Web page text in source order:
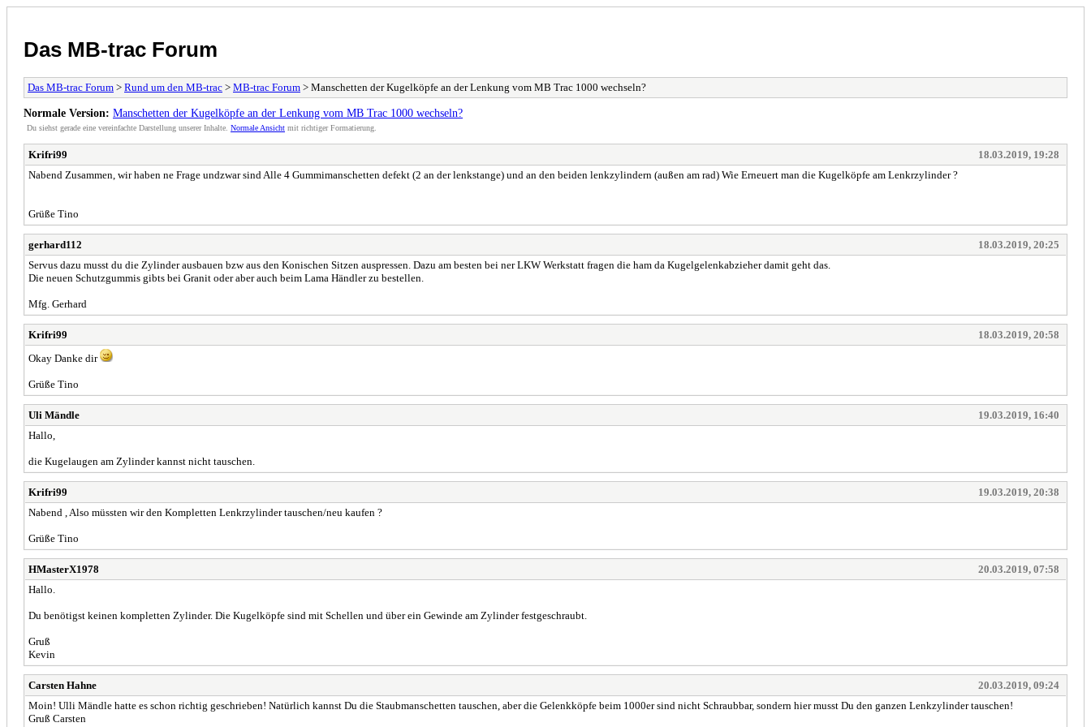
Das MB-trac Forum
Das MB-trac Forum > Rund um den MB-trac > MB-trac Forum > Manschetten der Kugelköpfe an der Lenkung vom MB Trac 1000 wechseln?
Normale Version: Manschetten der Kugelköpfe an der Lenkung vom MB Trac 1000 wechseln?
Du siehst gerade eine vereinfachte Darstellung unserer Inhalte. Normale Ansicht mit richtiger Formatierung.
Krifri99
18.03.2019, 19:28
Nabend Zusammen, wir haben ne Frage undzwar sind Alle 4 Gummimanschetten defekt (2 an der lenkstange) und an den beiden lenkzylindern (außen am rad) Wie Erneuert man die Kugelköpfe am Lenkrzylinder ?
Grüße Tino
gerhard112
18.03.2019, 20:25
Servus dazu musst du die Zylinder ausbauen bzw aus den Konischen Sitzen auspressen. Dazu am besten bei ner LKW Werkstatt fragen die ham da Kugelgelenkabzieher damit geht das.
Die neuen Schutzgummis gibts bei Granit oder aber auch beim Lama Händler zu bestellen.
Mfg. Gerhard
Krifri99
18.03.2019, 20:58
Okay Danke dir
Grüße Tino
Uli Mändle
19.03.2019, 16:40
Hallo,
die Kugelaugen am Zylinder kannst nicht tauschen.
Krifri99
19.03.2019, 20:38
Nabend , Also müssten wir den Kompletten Lenkrzylinder tauschen/neu kaufen ?
Grüße Tino
HMasterX1978
20.03.2019, 07:58
Hallo.
Du benötigst keinen kompletten Zylinder. Die Kugelköpfe sind mit Schellen und über ein Gewinde am Zylinder festgeschraubt.
Gruß
Kevin
Carsten Hahne
20.03.2019, 09:24
Moin! Ulli Mändle hatte es schon richtig geschrieben! Natürlich kannst Du die Staubmanschetten tauschen, aber die Gelenkköpfe beim 1000er sind nicht Schraubbar, sondern hier musst Du den ganzen Lenkzylinder tauschen!
Gruß Carsten